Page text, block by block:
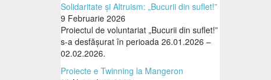
Solidaritate și Altruism: „Bucurii din suflet!”
9 Februarie 2026
Proiectul de voluntariat „Bucurii din suflet!”
s-a desfășurat în perioada 26.01.2026 –
02.02.2026.
Proiecte e Twinning la Mangeron